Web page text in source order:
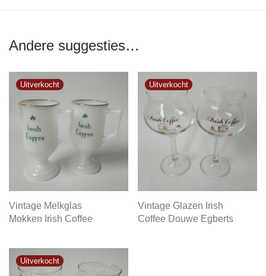
Andere suggesties…
Vintage Melkglas
Mokken Irish Coffee
Vintage Glazen Irish
Coffee Douwe Egberts